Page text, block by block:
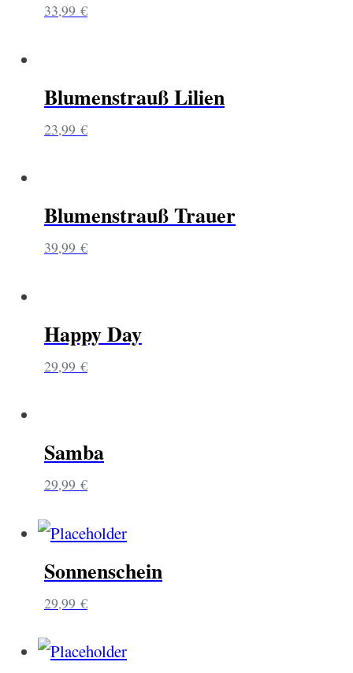
33,99 €
Blumenstrauß Lilien
23,99 €
Blumenstrauß Trauer
39,99 €
Happy Day
29,99 €
Samba
29,99 €
Sonnenschein
29,99 €